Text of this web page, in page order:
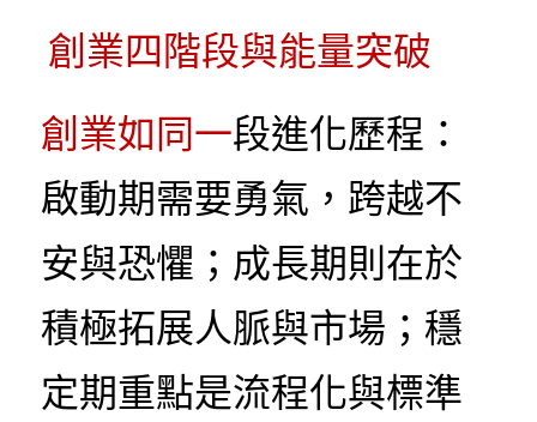
創業四階段與能量突破
創業如同一段進化歷程：
啟動期需要勇氣，跨越不
安與恐懼；成長期則在於
積極拓展人脈與市場；穩
定期重點是流程化與標準